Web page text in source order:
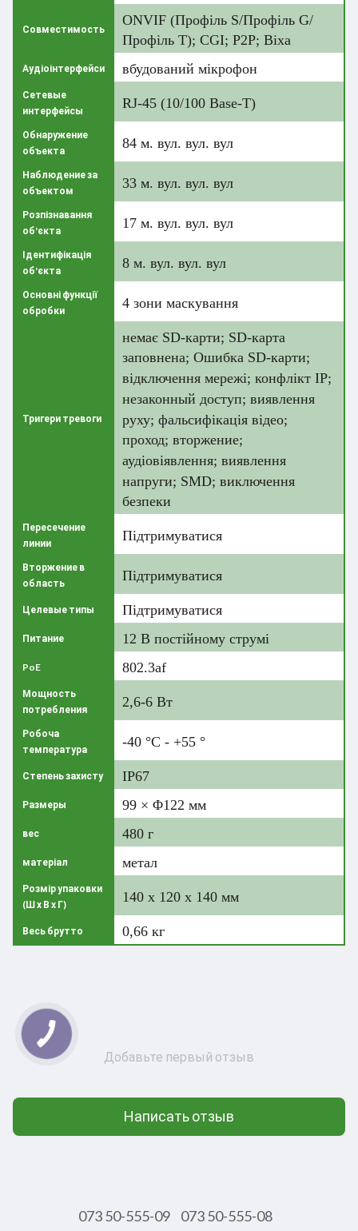
Совместимость
ONVIF (Профіль S/Профіль G/
Профіль T); CGI; P2P; Віха
Аудіоінтерфейси вбудований мікрофон
Сетевые
интерфейсы
RJ-45 (10/100 Base-T)
Обнаружение
объекта
84 м. вул. вул. вул
Наблюдение за
объектом
33 м. вул. вул. вул
Розпізнавання
об'єкта
17 м. вул. вул. вул
Ідентифікація
об'єкта
8 м. вул. вул. вул
Основні функції
обробки
4 зони маскування
Тригери тревоги
немає SD-карти; SD-карта
заповнена; Ошибка SD-карти;
відключення мережі; конфлікт IP;
незаконный доступ; виявлення
руху; фальсифікація відео;
проход; вторжение;
аудіовіявлення; виявлення
напруги; SMD; виключення
безпеки
Пересечение
линии
Підтримуватися
Вторжение в
область
Підтримуватися
Целевые типы Підтримуватися
Питание 12 В постійному струмі
PoE 802.3af
Мощность
потребления
2,6-6 Вт
Робоча
температура
-40 °C - +55 °
Степень захисту IP67
Размеры 99 × Φ122 мм
вес 480 г
матеріал метал
Розмір упаковки
(Ш х В х Г)
140 х 120 х 140 мм
Весь брутто 0,66 кг
Добавьте первый отзыв
Написать отзыв
073 50-555-09 073 50-555-08